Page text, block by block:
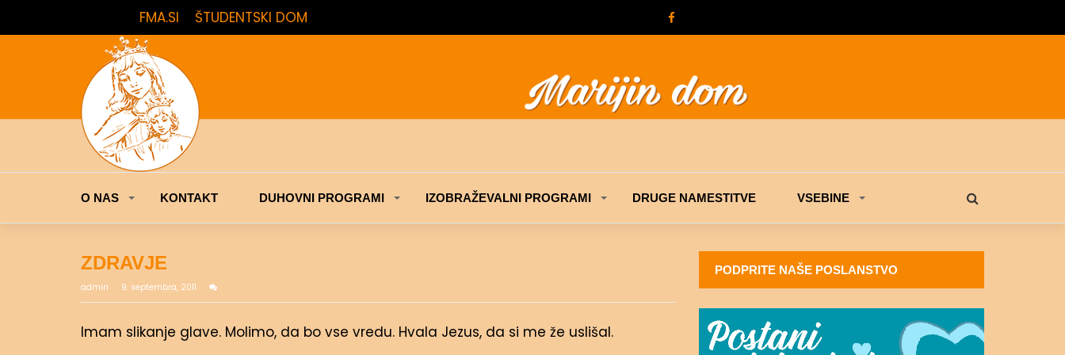
FMA.SI ŠTUDENTSKI DOM
O NAS KONTAKT DUHOVNI PROGRAMI IZOBRAŽEVALNI PROGRAMI DRUGE NAMESTITVE VSEBINE
ZDRAVJE
admin 9. septembra, 2011
Imam slikanje glave. Molimo, da bo vse vredu. Hvala Jezus, da si me že uslišal.
PODPRITE NAŠE POSLANSTVO